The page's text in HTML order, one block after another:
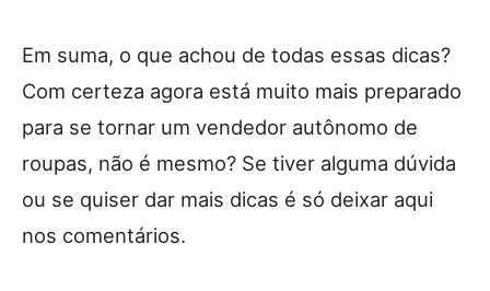
Em suma, o que achou de todas essas dicas?
Com certeza agora está muito mais preparado
para se tornar um vendedor autônomo de
roupas, não é mesmo? Se tiver alguma dúvida
ou se quiser dar mais dicas é só deixar aqui
nos comentários.